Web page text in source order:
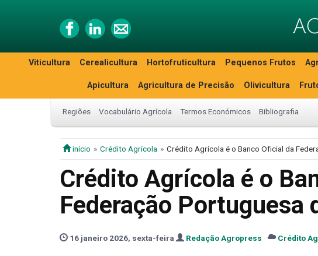
Viticultura Cerealicultura Hortofruticultura Pequenos Frutos
Apicultura Agricultura de Precisão Olivicultura
Regiões Vocabulário Agrícola Termos Económicos Bibliografia
início Crédito Agrícola Crédito Agrícola é o Banco Oficial da
Crédito Agrícola é o
Federação Portuguesa
16 janeiro 2026, sexta-feira Redação Agropress Crédito